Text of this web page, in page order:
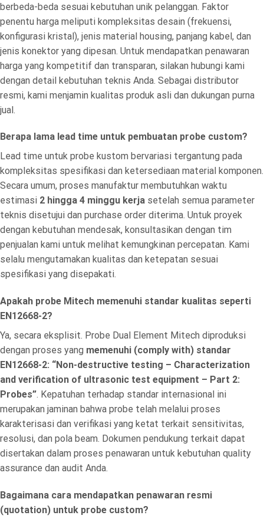
berbeda-beda sesuai kebutuhan unik pelanggan. Faktor
penentu harga meliputi kompleksitas desain (frekuensi,
konfigurasi kristal), jenis material housing, panjang kabel, dan
jenis konektor yang dipesan. Untuk mendapatkan penawaran
harga yang kompetitif dan transparan, silakan hubungi kami
dengan detail kebutuhan teknis Anda. Sebagai distributor
resmi, kami menjamin kualitas produk asli dan dukungan purna
jual.
Berapa lama lead time untuk pembuatan probe custom?
Lead time untuk probe kustom bervariasi tergantung pada
kompleksitas spesifikasi dan ketersediaan material komponen.
Secara umum, proses manufaktur membutuhkan waktu
estimasi 2 hingga 4 minggu kerja setelah semua parameter
teknis disetujui dan purchase order diterima. Untuk proyek
dengan kebutuhan mendesak, konsultasikan dengan tim
penjualan kami untuk melihat kemungkinan percepatan. Kami
selalu mengutamakan kualitas dan ketepatan sesuai
spesifikasi yang disepakati.
Apakah probe Mitech memenuhi standar kualitas seperti
EN12668-2?
Ya, secara eksplisit. Probe Dual Element Mitech diproduksi
dengan proses yang memenuhi (comply with) standar
EN12668-2: “Non-destructive testing – Characterization
and verification of ultrasonic test equipment – Part 2:
Probes”. Kepatuhan terhadap standar internasional ini
merupakan jaminan bahwa probe telah melalui proses
karakterisasi dan verifikasi yang ketat terkait sensitivitas,
resolusi, dan pola beam. Dokumen pendukung terkait dapat
disertakan dalam proses penawaran untuk kebutuhan quality
assurance dan audit Anda.
Bagaimana cara mendapatkan penawaran resmi
(quotation) untuk probe custom?